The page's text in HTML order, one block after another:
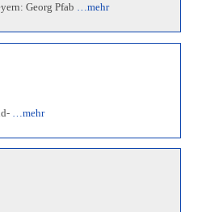
Georg Pfab …mehr
…mehr